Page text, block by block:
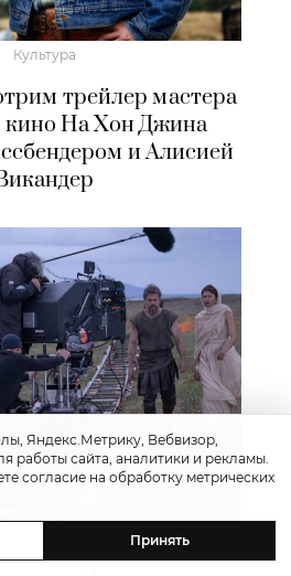
Культура
трейлер мастера
кино На Хон Джина
и Алисией
Яндекс.Метрику, Вебвизор,
работы сайта, аналитики и рекламы.
согласие на обработку метрических
Принять